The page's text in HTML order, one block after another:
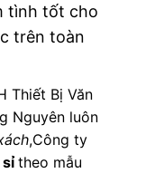
tình tốt cho
trên toàn
Thiết Bị Văn
Nguyên luôn
,Công ty
theo mẫu